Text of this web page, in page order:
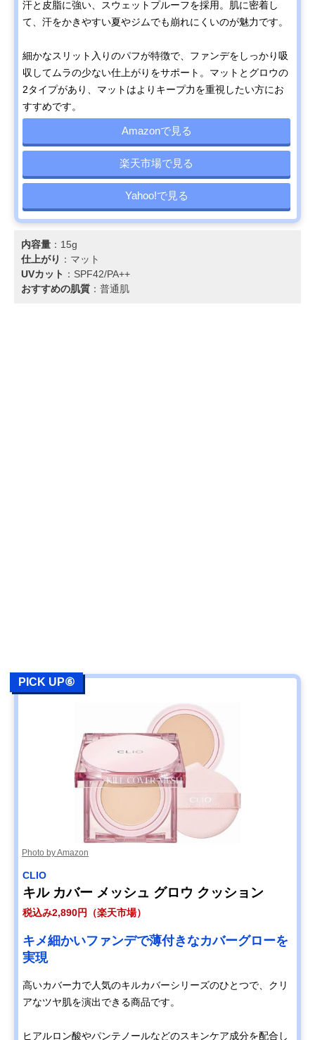
汗と皮脂に強い、スウェットプルーフを採用。肌に密着し
て、汗をかきやすい夏やジムでも崩れにくいのが魅力です。
細かなスリット入りのパフが特徴で、ファンデをしっかり吸
収してムラの少ない仕上がりをサポート。マットとグロウの
2タイプがあり、マットはよりキープ力を重視したい方にお
すすめです。
Amazonで見る
楽天市場で見る
Yahoo!で見る
内容量 ：15g
仕上がり ：マット
UVカット ：SPF42/PA++
おすすめの肌質 ：普通肌
PICK UP⑥
Photo by Amazon
CLIO
キル カバー メッシュ グロウ クッション
税込み2,890円（楽天市場）
キメ細かいファンデで薄付きなカバーグローを
実現
高いカバー力で人気のキルカバーシリーズのひとつで、クリ
アなツヤ肌を演出できる商品です。
ヒアルロン酸やパンテノールなどのスキンケア成分を配合し